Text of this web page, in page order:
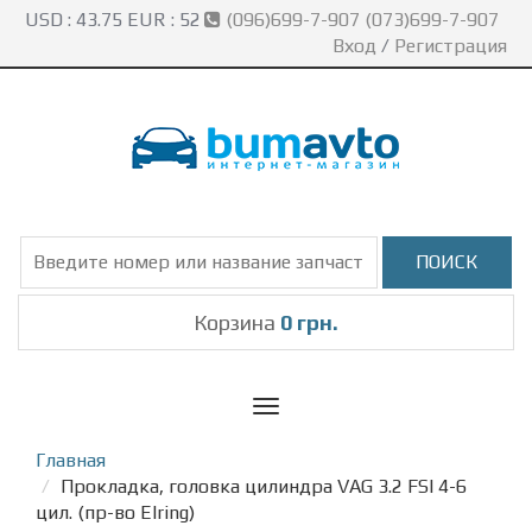
USD : 43.75 EUR : 52
(096)699-7-907 (073)699-7-907
Вход / Регистрация
Корзина 0 грн.
Toggle
Главная
Прокладка, головка цилиндра VAG 3.2 FSI 4-6
цил. (пр-во Elring)